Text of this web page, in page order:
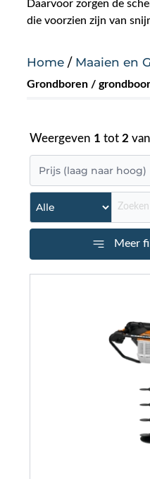
Daarvoor zorgen de
die voorzien zijn van
Home / Maaien en
Grondboren /
Weergeven 1 tot 2 van
Meer